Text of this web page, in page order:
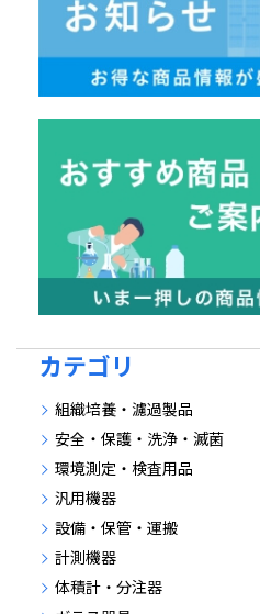
カテゴリ
組織培養・濾過製品
安全・保護・洗浄・滅菌
環境測定・検査用品
汎用機器
設備・保管・運搬
計測機器
体積計・分注器